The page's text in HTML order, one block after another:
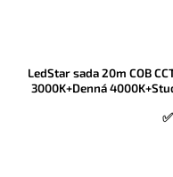
LedStar sada 20m COB
3000K+Denná